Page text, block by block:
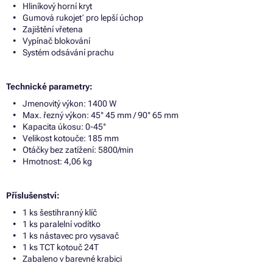
Hliníkový horní kryt
Gumová rukojeť pro lepší úchop
Zajištění vřetena
Vypínač blokování
Systém odsávání prachu
Technické parametry:
Jmenovitý výkon: 1400 W
Max. řezný výkon: 45° 45 mm / 90° 65 mm
Kapacita úkosu: 0-45°
Velikost kotouče: 185 mm
Otáčky bez zatížení: 5800/min
Hmotnost: 4,06 kg
Příslušenství:
1 ks šestihranný klíč
1 ks paralelní vodítko
1 ks nástavec pro vysavač
1 ks TCT kotouč 24T
Zabaleno v barevné krabici